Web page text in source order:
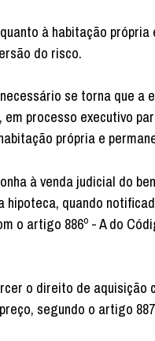
à habitação própria
do risco.
se torna que a
em processo executivo
própria e
à venda judicial do
hipoteca, quando
o artigo 886º - A do
o direito de aquisição
segundo o artigo